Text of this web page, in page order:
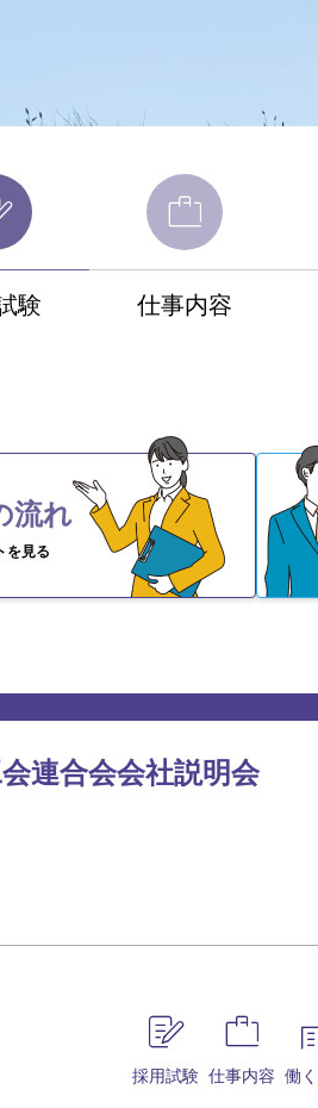
験 仕事内容
流れ
を見る
連合会会社説明会
採用試験 仕事内容 働